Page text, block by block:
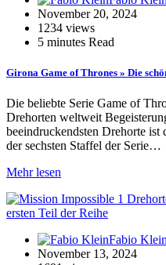
November 20, 2024
1234 views
5 minutes Read
Girona Game of Thrones » Die
Die beliebte Serie Game of
Drehorten weltweit
beeindruckendsten Drehorte ist
der sechsten Staffel der Serie…
Mehr lesen
Fabio Klein
November 13, 2024